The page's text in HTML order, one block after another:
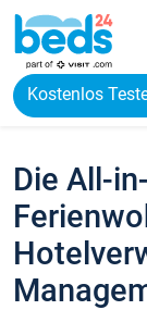
Kostenlos
Die All-